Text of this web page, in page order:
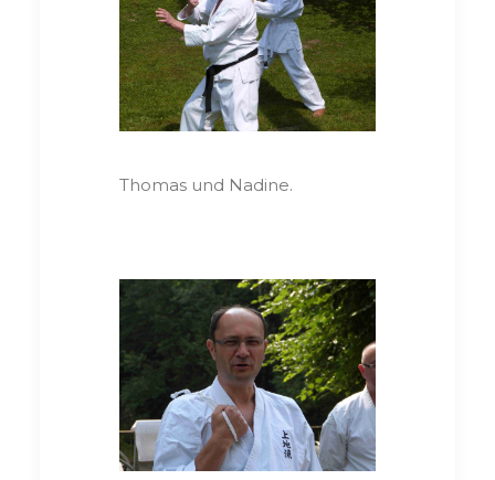
Thomas und Nadine.